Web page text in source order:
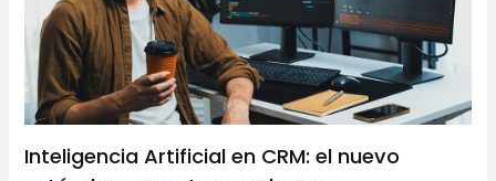
Inteligencia Artificial en CRM: el nuevo